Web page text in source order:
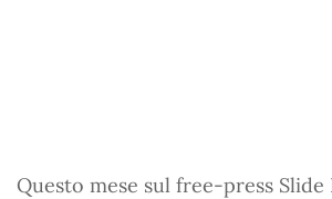
Questo mese sul free-press Slide